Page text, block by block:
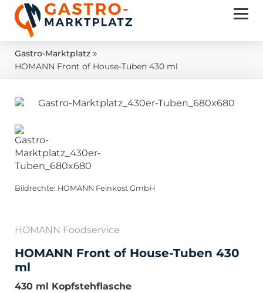
Gastro-Marktplatz »
HOMANN Front of House-Tuben 430 ml
Bildrechte: HOMANN Feinkost GmbH
HOMANN Foodservice
HOMANN Front of House-Tuben 430
ml
430 ml Kopfstehflasche